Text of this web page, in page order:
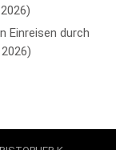
Einreisen durch